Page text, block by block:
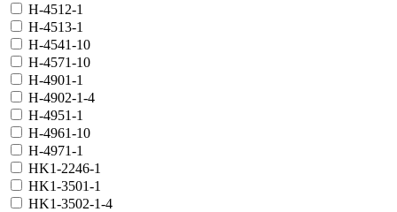
H-4512-1
H-4513-1
H-4541-10
H-4571-10
H-4901-1
H-4902-1-4
H-4951-1
H-4961-10
H-4971-1
HK1-2246-1
HK1-3501-1
HK1-3502-1-4